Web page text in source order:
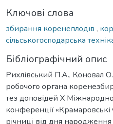
Ключові слова
збирання коренеплодів ,
сільськогосподарська
Бібліографічний опис
Рихлівський П.А., Коновал
робочого органа
тез доповідей Х
конференції
річниці від дня